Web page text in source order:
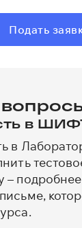
Подать
в
в
–